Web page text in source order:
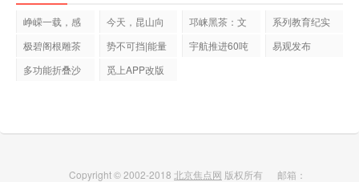
峥嵘一载，感
今天，昆山向
邛崃黑茶：文
系列教育纪实
极碧阁根雕茶
势不可挡|能量
宇航推进60吨
易观发布
多功能折叠沙
觅上APP改版
Copyright © 2002-2018 北京焦点网 版权所有 邮箱：